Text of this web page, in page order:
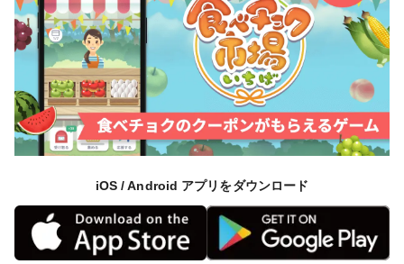
iOS / Android アプリをダウンロード